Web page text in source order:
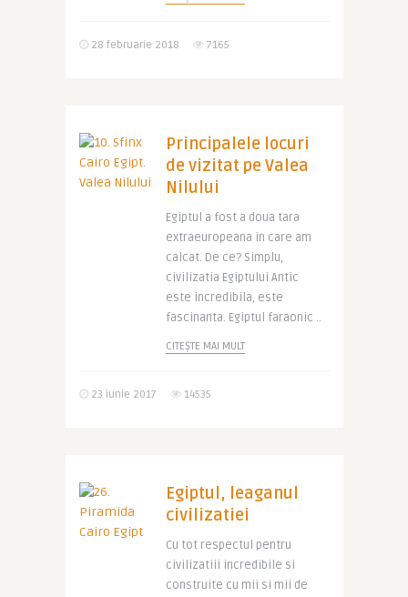
28 februarie 2018 7165
Principalele locuri
de vizitat pe Valea
Nilului
Egiptul a fost a doua tara
extraeuropeana in care am
calcat. De ce? Simplu,
civilizatia Egiptului Antic
este incredibila, este
fascinanta. Egiptul faraonic ..
CITEȘTE MAI MULT
23 iunie 2017 14535
Egiptul, leaganul
civilizatiei
Cu tot respectul pentru
civilizatiii incredibile si
construite cu mii si mii de